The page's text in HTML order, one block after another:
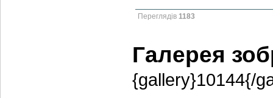
Переглядів 1183
Галерея
{gallery}10144{/